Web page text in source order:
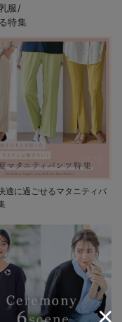
服/
特集
適に過ごせるマタニティパ